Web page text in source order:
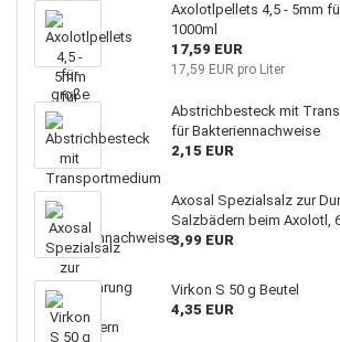
Axolotlpellets 4,5 - 5mm
1000ml
17,59 EUR
17,59 EUR pro Liter
Abstrichbesteck mit
für Bakteriennachweise
2,15 EUR
Axosal Spezialsalz zur
Salzbädern beim Axolotl,
3,99 EUR
Virkon S 50 g Beutel
4,35 EUR